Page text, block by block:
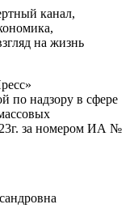
канал,
на жизнь
по надзору в сфере
за номером ИА №